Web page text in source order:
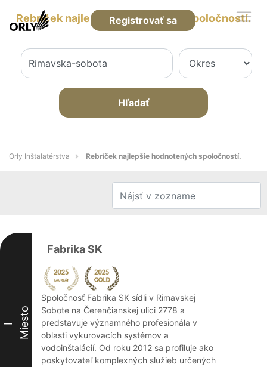
Registrovať sa
Rebríček najlepšie hodnotených spoločností.
Hľadať
Orly Inštalatérstva Rebríček najlepšie hodnotených spoločností.
I Miesto
Fabrika SK
Spoločnosť Fabrika SK sídli v Rimavskej
Sobote na Čerenčianskej ulici 2778 a
predstavuje významného profesionála v
oblasti vykurovacích systémov a
vodoinštalácií. Od roku 2012 sa profiluje ako
poskytovateľ komplexných služieb určených